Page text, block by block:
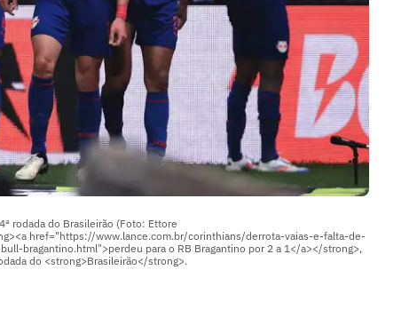
rodada do Brasileirão (Foto: Ettore
href="https://www.lance.com.br/corinthians/derrota-vaias-e-falta-de-
bragantino.html">perdeu para o RB Bragantino por 2 a 1</a></strong>,
do <strong>Brasileirão</strong>.